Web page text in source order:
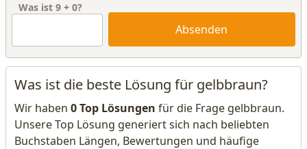
Was ist 9 + 0?
Absenden
Was ist die beste Lösung für gelbbraun?
Wir haben 0 Top Lösungen für die Frage gelbbraun.
Unsere Top Lösung generiert sich nach beliebten
Buchstaben Längen, Bewertungen und häufige